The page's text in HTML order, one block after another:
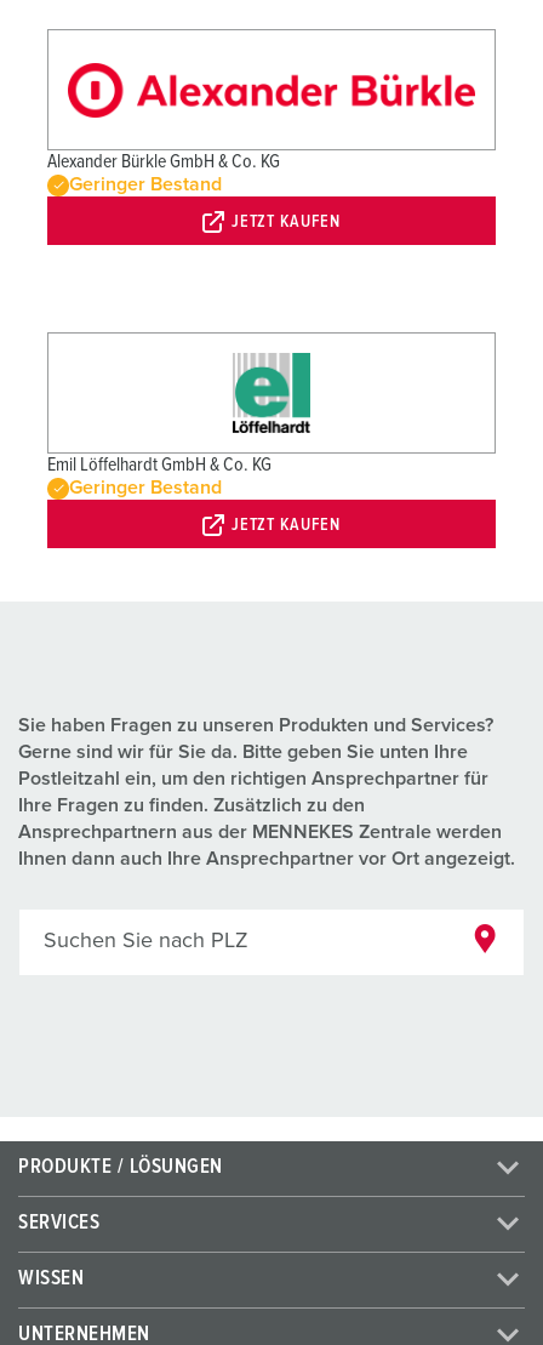
Alexander Bürkle GmbH & Co. KG
Geringer Bestand
JETZT KAUFEN
Emil Löffelhardt GmbH & Co. KG
Geringer Bestand
JETZT KAUFEN
Sie haben Fragen zu unseren Produkten und Services?
Gerne sind wir für Sie da. Bitte geben Sie unten Ihre
Postleitzahl ein, um den richtigen Ansprechpartner für
Ihre Fragen zu finden. Zusätzlich zu den
Ansprechpartnern aus der MENNEKES Zentrale werden
Ihnen dann auch Ihre Ansprechpartner vor Ort angezeigt.
Suchen Sie nach PLZ
PRODUKTE / LÖSUNGEN
SERVICES
WISSEN
UNTERNEHMEN